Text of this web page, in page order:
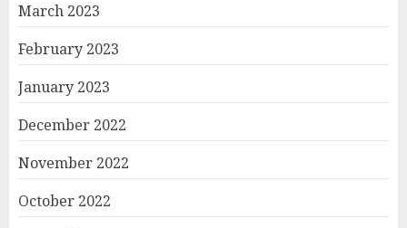
March 2023
February 2023
January 2023
December 2022
November 2022
October 2022